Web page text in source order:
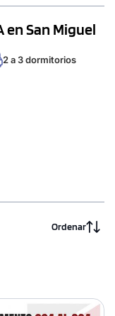
en San Miguel
2 a 3 dormitorios
Ordenar